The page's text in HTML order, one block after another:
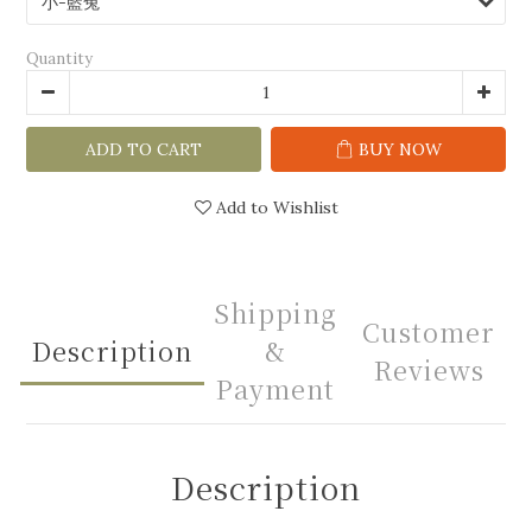
Quantity
ADD TO CART BUY NOW
Add to Wishlist
Description
Shipping
&
Payment
Customer
Reviews
Description